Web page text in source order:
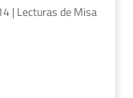
| Lecturas de Misa